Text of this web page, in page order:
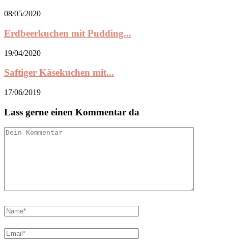
08/05/2020
Erdbeerkuchen mit Pudding...
19/04/2020
Saftiger Käsekuchen mit...
17/06/2019
Lass gerne einen Kommentar da